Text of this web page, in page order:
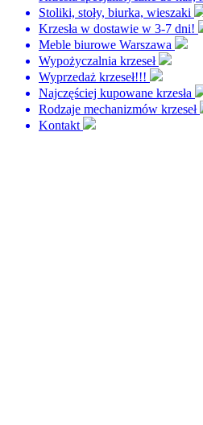
Stoliki, stoły, biurka, wieszaki
Krzesła w dostawie w 3-7 dni!
Meble biurowe Warszawa
Wypożyczalnia krzeseł
Wyprzedaż krzeseł!!!
Najczęściej kupowane krzesła
Rodzaje mechanizmów krzeseł
Kontakt